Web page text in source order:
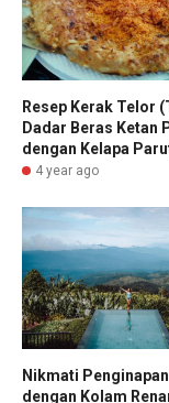
Resep Kerak Telor
Dadar Beras Ketan
dengan Kelapa
4 year ago
Nikmati
dengan Kolam